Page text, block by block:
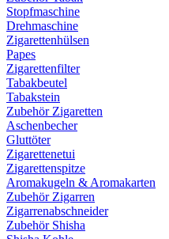
Stopfmaschine
Drehmaschine
Zigarettenhülsen
Papes
Zigarettenfilter
Tabakbeutel
Tabakstein
Zubehör Zigaretten
Aschenbecher
Gluttöter
Zigarettenetui
Zigarettenspitze
Aromakugeln & Aromakarten
Zubehör Zigarren
Zigarrenabschneider
Zubehör Shisha